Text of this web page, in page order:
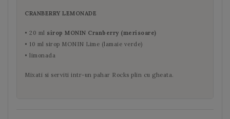
CRANBERRY LEMONADE
• 20 ml sirop MONIN Cranberry (merisoare)
• 10 ml sirop MONIN Lime (lamaie verde)
• limonada
Mixati si serviti intr-un pahar Rocks plin cu gheata.